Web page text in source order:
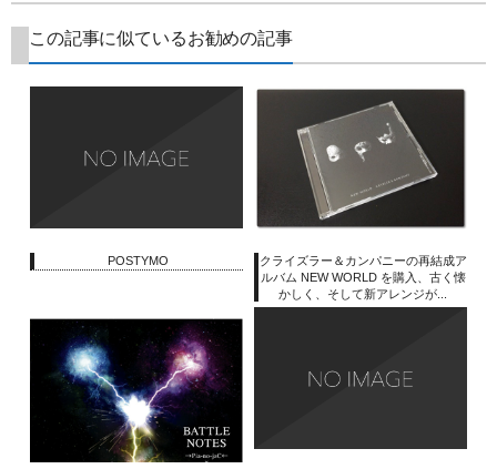
この記事に似ているお勧めの記事
POSTYMO
クライズラー＆カンパニーの再結成ア
ルバム NEW WORLD を購入、古く懐
かしく、そして新アレンジが...